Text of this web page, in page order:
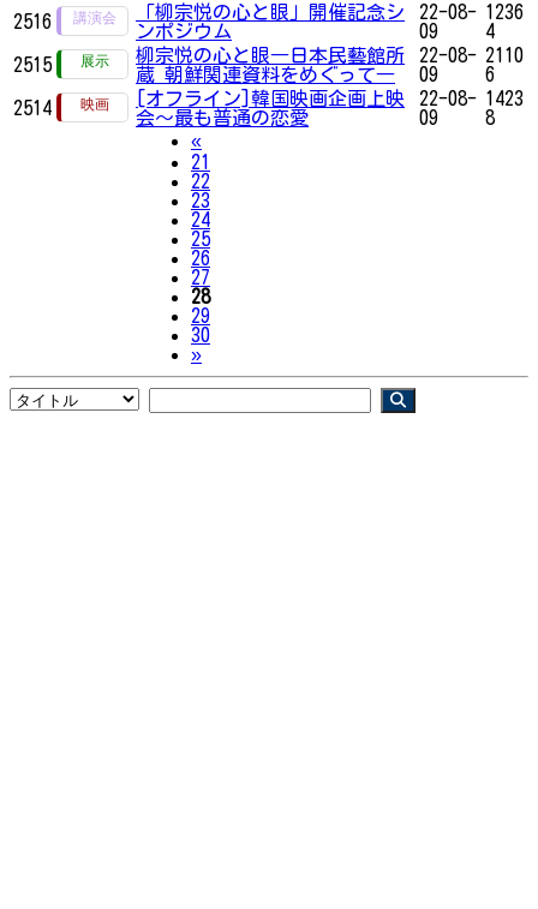
2516
「柳宗悦の心と眼」開催記念シ
ンポジウム
22-08-
09
1236
4
2515
柳宗悦の心と眼―日本民藝館所
蔵 朝鮮関連資料をめぐって―
22-08-
09
2110
6
2514
[オフライン]韓国映画企画上映
会～最も普通の恋愛
22-08-
09
1423
8
«Previous
21
22
23
24
25
26
27
28
29
30
»Next